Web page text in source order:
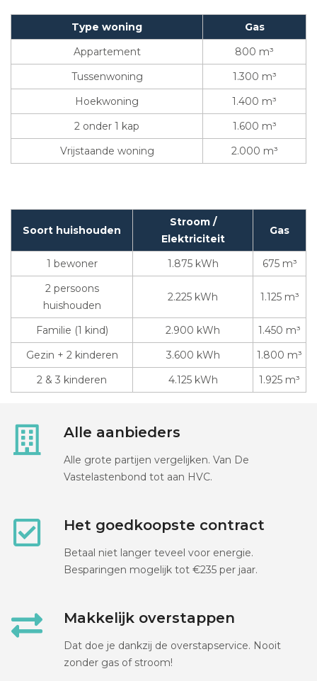
Type woning
Gas
Appartement
800 m³
Tussenwoning
1.300 m³
Hoekwoning
1.400 m³
2 onder 1 kap
1.600 m³
Vrijstaande woning
2.000 m³
Soort huishouden
Stroom /
Elektriciteit
Gas
1 bewoner 1.875 kWh
675 m³
2 persoons
huishouden
2.225 kWh 1.125 m³
Familie (1 kind) 2.900 kWh
1.450 m³
Gezin + 2 kinderen
3.600 kWh
1.800 m³
2 & 3 kinderen
4.125 kWh 1.925 m³
Alle aanbieders
Alle grote partijen vergelijken. Van De
Vastelastenbond tot aan HVC.
Het goedkoopste contract
Betaal niet langer teveel voor energie.
Besparingen mogelijk tot €235 per jaar.
Makkelijk overstappen
Dat doe je dankzij de overstapservice. Nooit
zonder gas of stroom!